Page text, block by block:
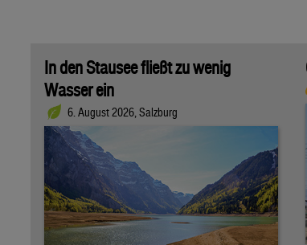
In den Stausee fließt zu wenig
Wasser ein
6. August 2026, Salzburg